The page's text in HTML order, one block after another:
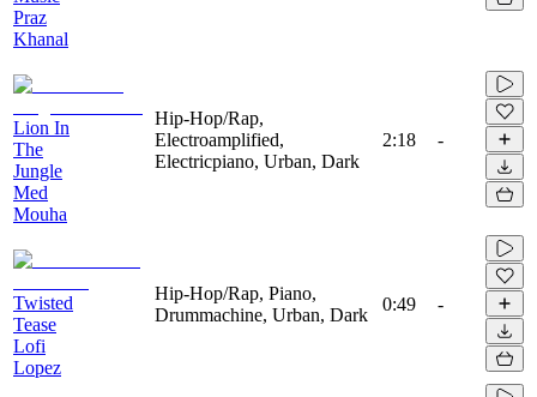
Praz
Khanal
Lion In
The
Jungle
Med
Mouha
Hip-Hop/Rap,
Electroamplified,
Electricpiano, Urban, Dark
2:18 -
Twisted
Tease
Lofi
Lopez
Hip-Hop/Rap, Piano,
Drummachine, Urban, Dark
0:49 -